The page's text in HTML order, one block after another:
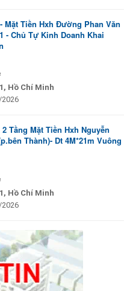
Mặt Tiền Hxh Đường Phan Văn
- Chủ Tự Kinh Doanh Khai
Hồ Chí Minh
Tầng Mặt Tiền Hxh Nguyễn
Thành)- Dt 4M*21m Vuông
Hồ Chí Minh